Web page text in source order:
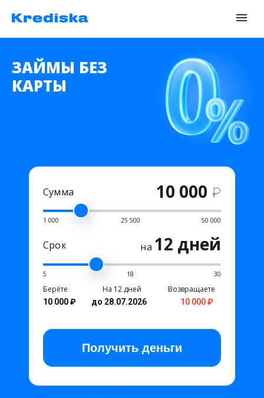
ЗАЙМЫ БЕЗ
КАРТЫ
Сумма 10 000 ₽
1 000 25 500 50 000
Срок на 12 дней
5 18 30
Берёте
10 000 ₽
На 12 дней
до 28.07.2026
Возвращаете
10 000 ₽
Получить деньги